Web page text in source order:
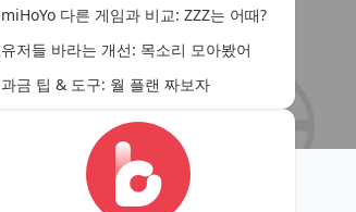
miHoYo 다른 게임과 비교: ZZZ는 어때?
유저들 바라는 개선: 목소리 모아봤어
과금 팁 & 도구: 월 플랜 짜보자
호요버스 입장 & 앞으로
마무르기: 합리 과금 체크리스트